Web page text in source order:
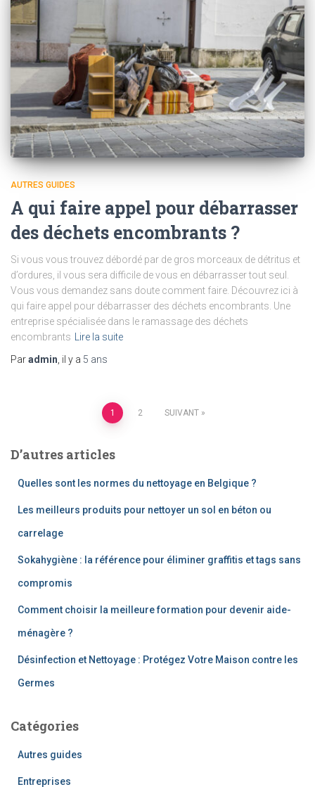
AUTRES GUIDES
A qui faire appel pour débarrasser
des déchets encombrants ?
Si vous vous trouvez débordé par de gros morceaux de détritus et
d’ordures, il vous sera difficile de vous en débarrasser tout seul.
Vous vous demandez sans doute comment faire. Découvrez ici à
qui faire appel pour débarrasser des déchets encombrants. Une
entreprise spécialisée dans le ramassage des déchets
encombrants Lire la suite
Paradmin, il y a 5 ans
Pagination
des
publications
1 2 SUIVANT
D’autres articles
Quelles sont les normes du nettoyage en Belgique ?
Les meilleurs produits pour nettoyer un sol en béton ou
carrelage
Sokahygiène : la référence pour éliminer graffitis et tags sans
compromis
Comment choisir la meilleure formation pour devenir aide-
ménagère ?
Désinfection et Nettoyage : Protégez Votre Maison contre les
Germes
Catégories
Autres guides
Entreprises